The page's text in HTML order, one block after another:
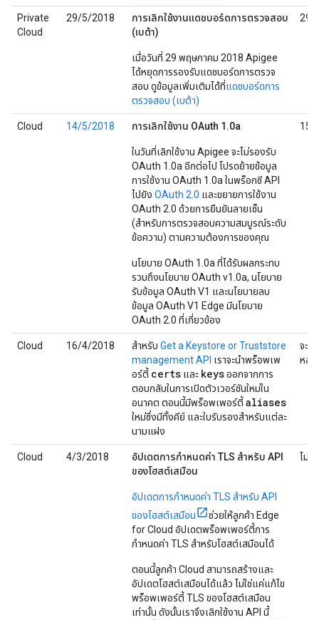
Private
Cloud
29/5/2018
การเลิกใช้งานแดชบอร์ดการตรวจสอบ
(เบต้า)
เมื่อวันที่ 29 พฤษภาคม 2018 Apigee
ได้หยุดการรองรับแดชบอร์ดการตรวจ
สอบ ดูข้อมูลเพิ่มเติมได้ที่แดชบอร์ดการ
ตรวจสอบ (เบต้า)
29/
Cloud 14/5/2018 การเลิกใช้งาน OAuth 1.0a
ในวันที่เลิกใช้งาน Apigee จะไม่รองรับ
OAuth 1.0a อีกต่อไป โปรดย้ายข้อมูล
การใช้งาน OAuth 1.0a ในพร็อกซี API
ไปยัง OAuth 2.0 และขยายการใช้งาน
OAuth 2.0 ด้วยการยืนยันลายเซ็น
(สำหรับการตรวจสอบความสมบูรณ์ระดับ
ข้อความ) ตามความต้องการของคุณ
นโยบาย OAuth 1.0a ที่ได้รับผลกระทบ
รวมถึงนโยบาย OAuth v1.0a, นโยบาย
รับข้อมูล OAuth V1 และนโยบายลบ
ข้อมูล OAuth V1 Edge มีนโยบาย
OAuth 2.0 ที่เกี่ยวข้อง
15/
Cloud 16/4/2018 สำหรับ Get a Keystore or Truststore
management API เราจะนำพร็อพเพ
อร์ตี้ certs และ keysออกจากการ
ตอบกลับในการเปิดตัวเวอร์ชันใหม่ใน
อนาคต ตอนนี้มีพร็อพเพอร์ตี้ aliases
ใหม่ซึ่งมีทั้งคีย์ และใบรับรองสำหรับแต่ละ
นามแฝง
จะแ
หลัง
Cloud 4/3/2018
อัปเดตการกำหนดค่า TLS สำหรับ API
ของโฮสต์เสมือน
อัปเดตการกำหนดค่า TLS สำหรับ API
ของโฮสต์เสมือน
ช่วยให้ลูกค้า Edge
for Cloud อัปเดตพร็อพเพอร์ตี้การ
กำหนดค่า TLS สำหรับโฮสต์เสมือนได้
ตอนนี้ลูกค้า Cloud สามารถสร้างและ
อัปเดตโฮสต์เสมือนได้แล้ว ไม่ใช่แค่แก้ไข
พร็อพเพอร์ตี้ TLS ของโฮสต์เสมือน
เท่านั้น ดังนั้นเราจึงเลิกใช้งาน API นี้
ไม่มี